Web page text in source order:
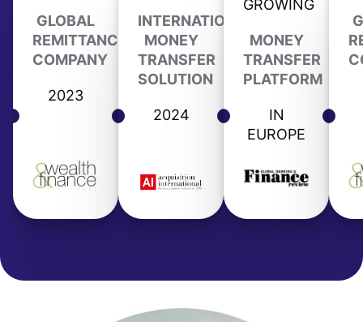
GLOBAL
REMITTANCE
COMPANY
2023
INTERNATIONAL
MONEY
TRANSFER
SOLUTION
2024
GROWING
MONEY
TRANSFER
PLATFORM
IN
EUROPE